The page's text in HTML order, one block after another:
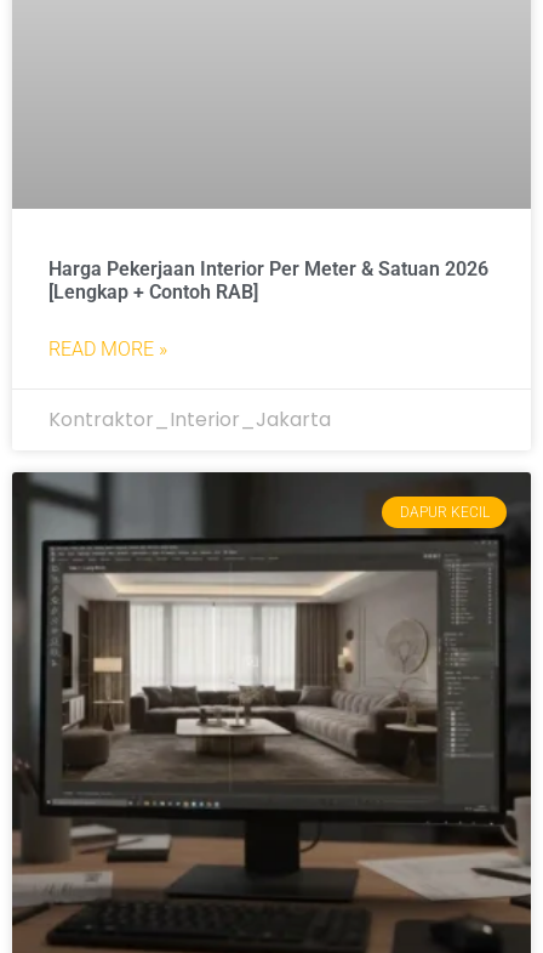
Harga Pekerjaan Interior Per Meter & Satuan 2026
[Lengkap + Contoh RAB]
READ MORE »
Kontraktor_Interior_Jakarta
DAPUR KECIL